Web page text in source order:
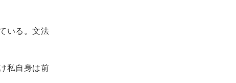
いる。文法
私自身は前